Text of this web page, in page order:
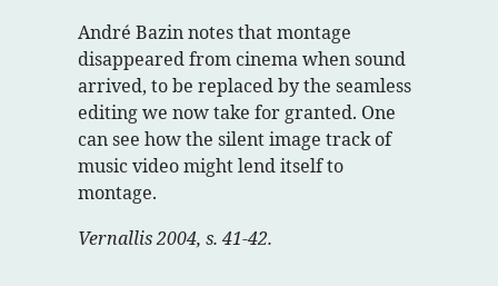
André Bazin notes that montage
disappeared from cinema when sound
arrived, to be replaced by the seamless
editing we now take for granted. One
can see how the silent image track of
music video might lend itself to
montage.
Vernallis 2004, s. 41-42.